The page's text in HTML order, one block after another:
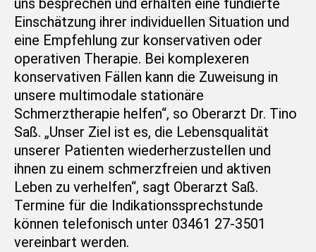
uns besprechen und erhalten eine fundierte
Einschätzung ihrer individuellen Situation und
eine Empfehlung zur konservativen oder
operativen Therapie. Bei komplexeren
konservativen Fällen kann die Zuweisung in
unsere multimodale stationäre
Schmerztherapie helfen“, so Oberarzt Dr. Tino
Saß. „Unser Ziel ist es, die Lebensqualität
unserer Patienten wiederherzustellen und
ihnen zu einem schmerzfreien und aktiven
Leben zu verhelfen“, sagt Oberarzt Saß.
Termine für die Indikationssprechstunde
können telefonisch unter 03461 27-3501
vereinbart werden.